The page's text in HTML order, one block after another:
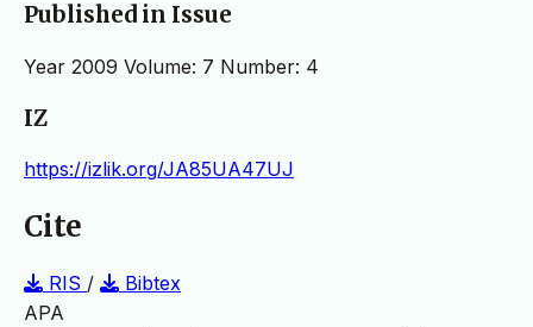
Published in Issue
Year 2009 Volume: 7 Number: 4
IZ
https://izlik.org/JA85UA47UJ
Cite
RIS /
Bibtex
APA